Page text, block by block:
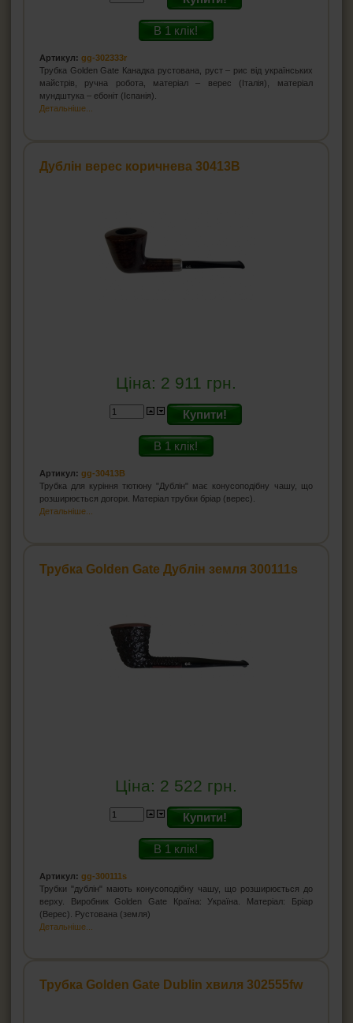
В 1 клік!
Артикул: gg-302333r
Трубка Golden Gate Канадка рустована, руст – рис від українських
майстрів, ручна робота, матеріал – верес (Італія), матеріал
мундштука – ебоніт (Іспанія).
Детальніше...
Дублін верес коричнева 30413B
Ціна: 2 911 грн.
Купити!
В 1 клік!
Артикул: gg-30413B
Трубка для куріння тютюну "Дублін" має конусоподібну чашу, що
розширюється догори. Матеріал трубки бріар (верес).
Детальніше...
Трубка Golden Gate Дублін земля 300111s
Ціна: 2 522 грн.
Купити!
В 1 клік!
Артикул: gg-300111s
Трубки "дублін" мають конусоподібну чашу, що розширюється до
верху. Виробник Golden Gate Країна: Україна. Матеріал: Бріар
(Верес). Рустована (земля)
Детальніше...
Трубка Golden Gate Dublin хвиля 302555fw